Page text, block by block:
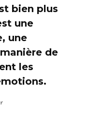
bien plus
une
une
de
les